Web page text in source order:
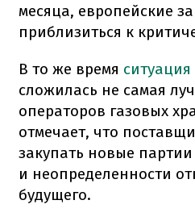
месяца, европейские
приблизиться к
В то же время
сложилась не самая
операторов газовых
отмечает, что
закупать новые
и неопределенности
будущего.